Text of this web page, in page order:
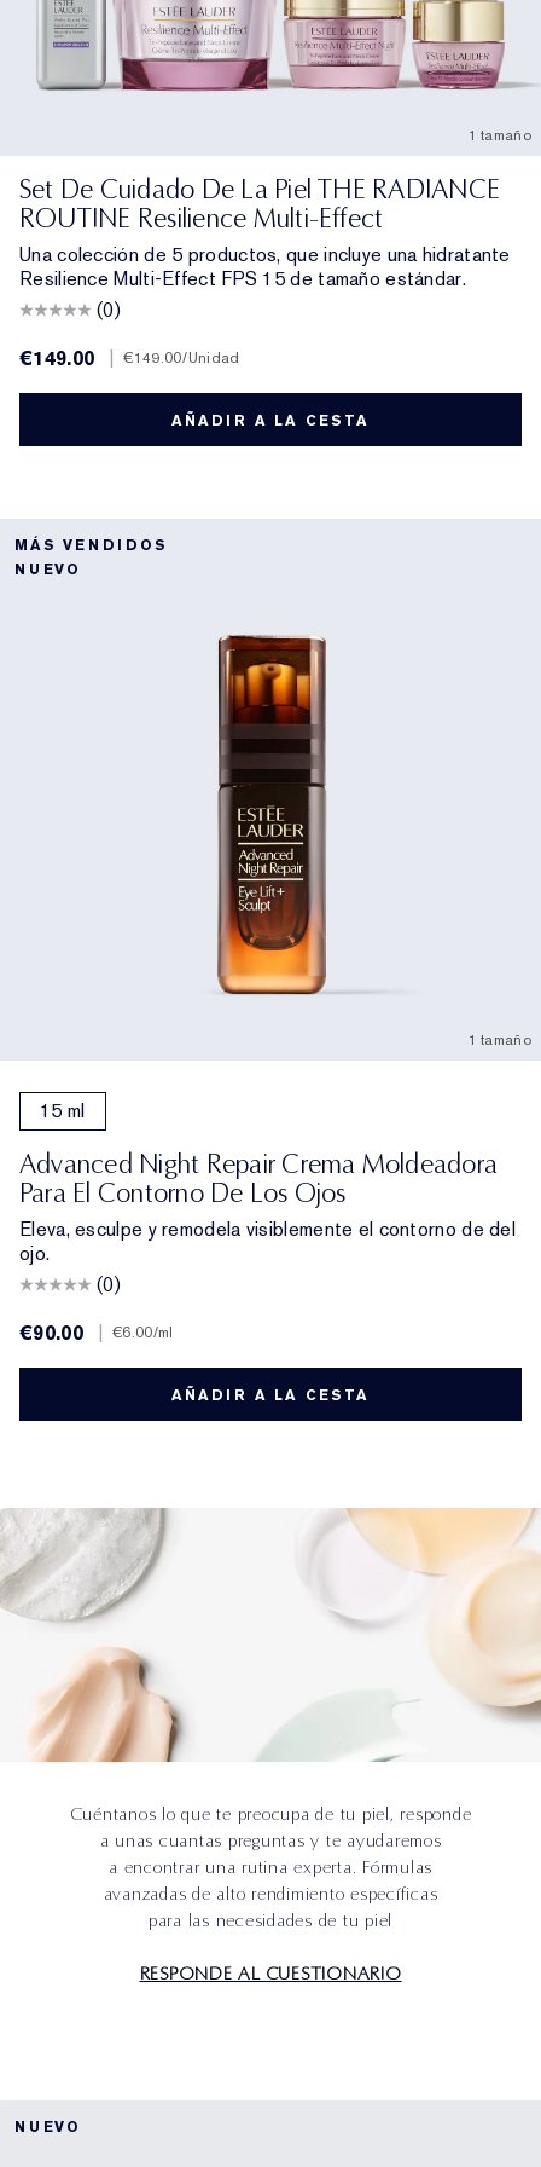
1 tamaño
Set De Cuidado De La Piel THE RADIANCE
ROUTINE Resilience Multi-Effect
Una colección de 5 productos, que incluye una hidratante
Resilience Multi-Effect FPS 15 de tamaño estándar.
(0)
€149.00
€149.00/Unidad
AÑADIR A LA CESTA
MÁS VENDIDOS
NUEVO
1 tamaño
15 ml
Advanced Night Repair Crema Moldeadora
Para El Contorno De Los Ojos
Eleva, esculpe y remodela visiblemente el contorno de del
ojo.
(0)
€90.00
€6.00/ml
AÑADIR A LA CESTA
Cuéntanos lo que te preocupa de tu piel, responde
a unas cuantas preguntas y te ayudaremos
a encontrar una rutina experta. Fórmulas
avanzadas de alto rendimiento específicas
para las necesidades de tu piel
RESPONDE AL CUESTIONARIO
NUEVO